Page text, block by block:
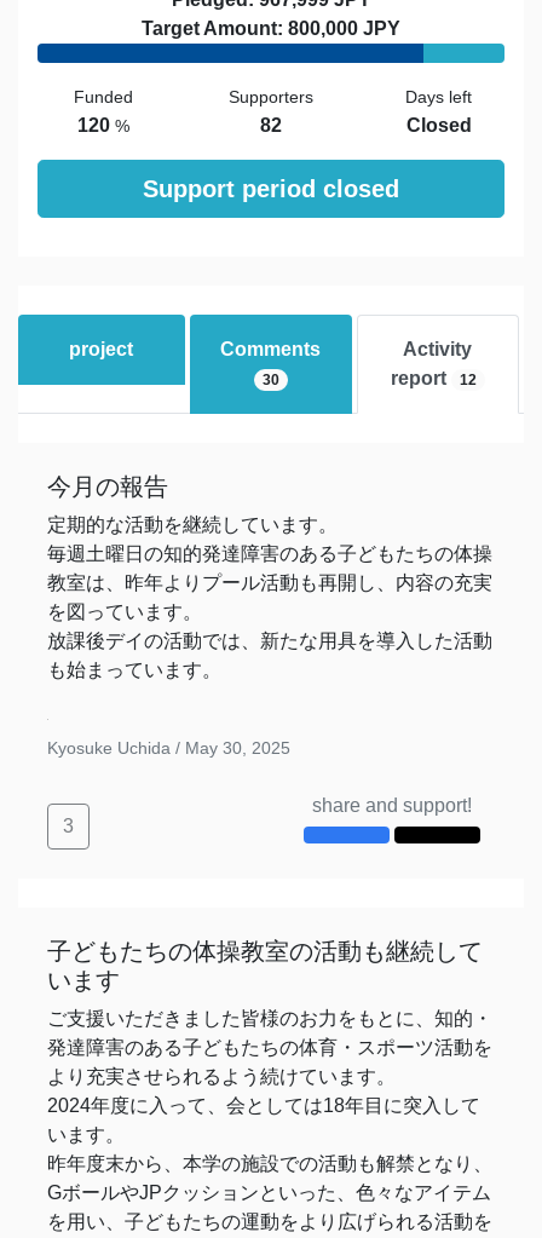
Target Amount: 800,000 JPY
Funded
120 %
Supporters
82
Days left
Closed
Support period closed
project Comments
30
Activity
report
12
今月の報告
定期的な活動を継続しています。
毎週土曜日の知的発達障害のある子どもたちの体操
教室は、昨年よりプール活動も再開し、内容の充実
を図っています。
放課後デイの活動では、新たな用具を導入した活動
も始まっています。
Kyosuke Uchida / May 30, 2025
3
share and support!
子どもたちの体操教室の活動も継続して
います
ご支援いただきました皆様のお力をもとに、知的・
発達障害のある子どもたちの体育・スポーツ活動を
より充実させられるよう続けています。
2024年度に入って、会としては18年目に突入して
います。
昨年度末から、本学の施設での活動も解禁となり、
GボールやJPクッションといった、色々なアイテム
を用い、子どもたちの運動をより広げられる活動を